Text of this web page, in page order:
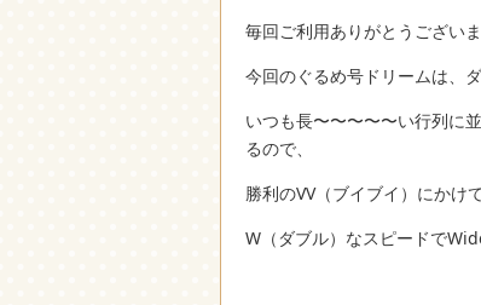
毎回ご利用ありがとうござい
今回のぐるめ号ドリームは、
いつも長〜〜〜〜〜い行列に
るので、
勝利のVV（ブイブイ）にかけ
W（ダブル）なスピードで